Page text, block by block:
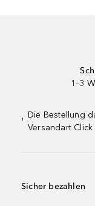
1–3
¹
Die Bestellung
Versandart
Sicher bezahlen